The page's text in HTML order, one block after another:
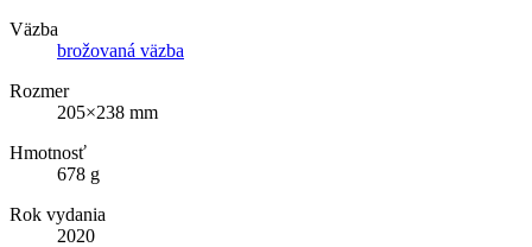
Väzba
brožovaná väzba
Rozmer
205×238 mm
Hmotnosť
678 g
Rok vydania
2020